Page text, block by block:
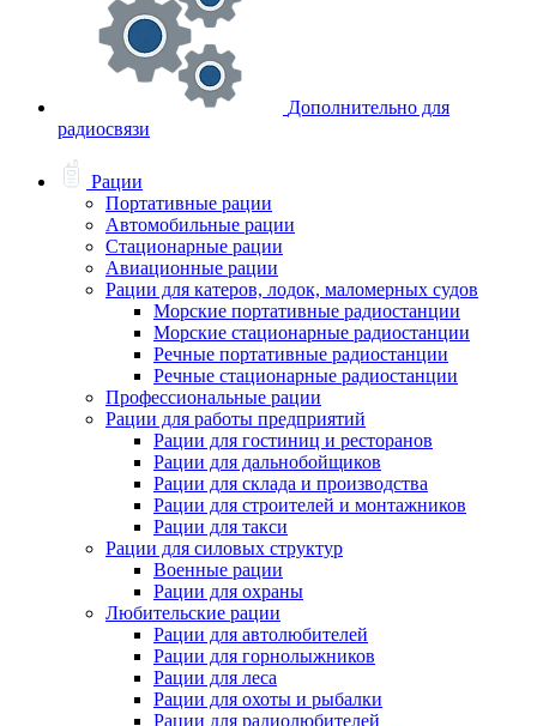
Дополнительно для
радиосвязи
Рации
Портативные рации
Автомобильные рации
Стационарные рации
Авиационные рации
Рации для катеров, лодок, маломерных судов
Морские портативные радиостанции
Морские стационарные радиостанции
Речные портативные радиостанции
Речные стационарные радиостанции
Профессиональные рации
Рации для работы предприятий
Рации для гостиниц и ресторанов
Рации для дальнобойщиков
Рации для склада и производства
Рации для строителей и монтажников
Рации для такси
Рации для силовых структур
Военные рации
Рации для охраны
Любительские рации
Рации для автолюбителей
Рации для горнолыжников
Рации для леса
Рации для охоты и рыбалки
Рации для радиолюбителей